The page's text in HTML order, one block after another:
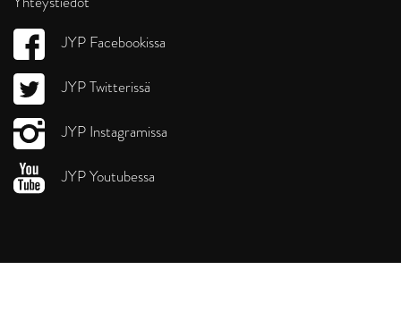
JYP Facebookissa
JYP Twitterissä
JYP Instagramissa
JYP Youtubessa